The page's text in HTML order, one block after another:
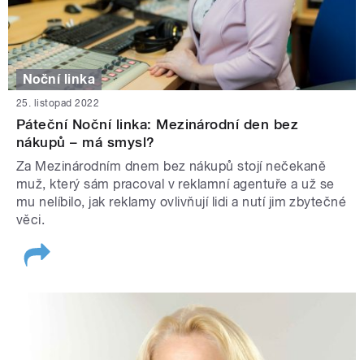
Noční linka
25. listopad 2022
Páteční Noční linka: Mezinárodní den bez
nákupů – má smysl?
Za Mezinárodním dnem bez nákupů stojí nečekaně
muž, který sám pracoval v reklamní agentuře a už se
mu nelíbilo, jak reklamy ovlivňují lidi a nutí jim zbytečné
věci.